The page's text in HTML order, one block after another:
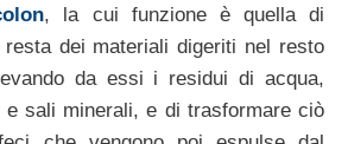
, la cui funzione è quella di
dei materiali digeriti nel resto
da essi i residui di acqua,
sali minerali, e di trasformare ciò